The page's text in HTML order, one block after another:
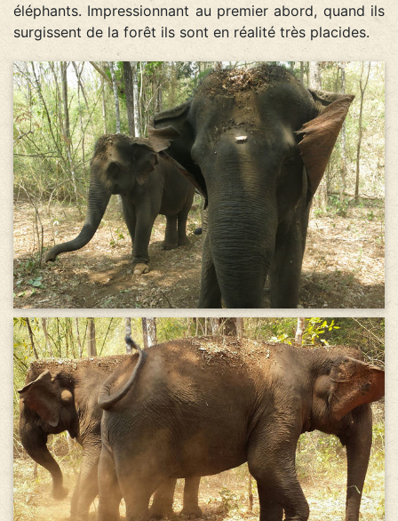
éléphants. Impressionnant au premier abord, quand ils
surgissent de la forêt ils sont en réalité très placides.